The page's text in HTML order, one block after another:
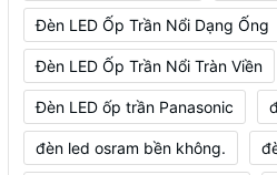
Đèn LED Ốp Trần Nổi Dạng Ống
Đèn LED Ốp Trần Nổi Tràn Viền
Đèn LED ốp trần Panasonic
đèn led osram bền không.